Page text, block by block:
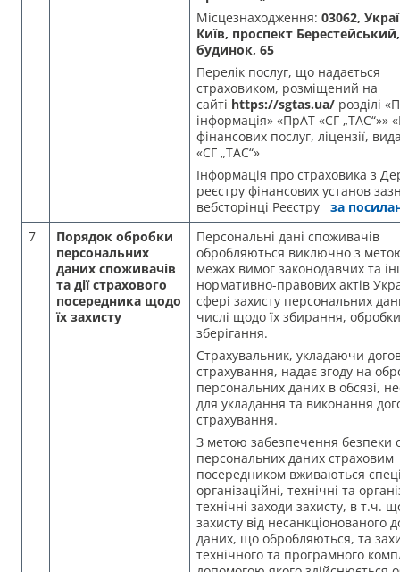
Місцезнаходження: 03062,
Київ, проспект Берестейський,
будинок, 65
Перелік послуг, що надається
страховиком, розміщений на
сайті https://sgtas.ua/ розділі
інформація» «ПрАТ «СГ „ТАС“»»
фінансових послуг, ліцензії,
«СГ „ТАС“»
Інформація про страховика з
реєстру фінансових установ
вебсторінці Реєстру за
7
Порядок обробки
персональних
даних споживачів
та дії страхового
посередника щодо
їх захисту
Персональні дані споживачів
обробляються виключно з
межах вимог законодавчих та
нормативно-правових актів
сфері захисту персональних
числі щодо їх збирання,
зберігання.
Страхувальник, укладаючи
страхування, надає згоду на
персональних даних в обсязі,
для укладання та виконання
страхування.
З метою забезпечення безпеки
персональних даних страховим
посередником вживаються
організаційні, технічні та
технічні заходи захисту, в т.ч.
захисту від несанкціонованого
даних, що обробляються, та
технічного та програмного